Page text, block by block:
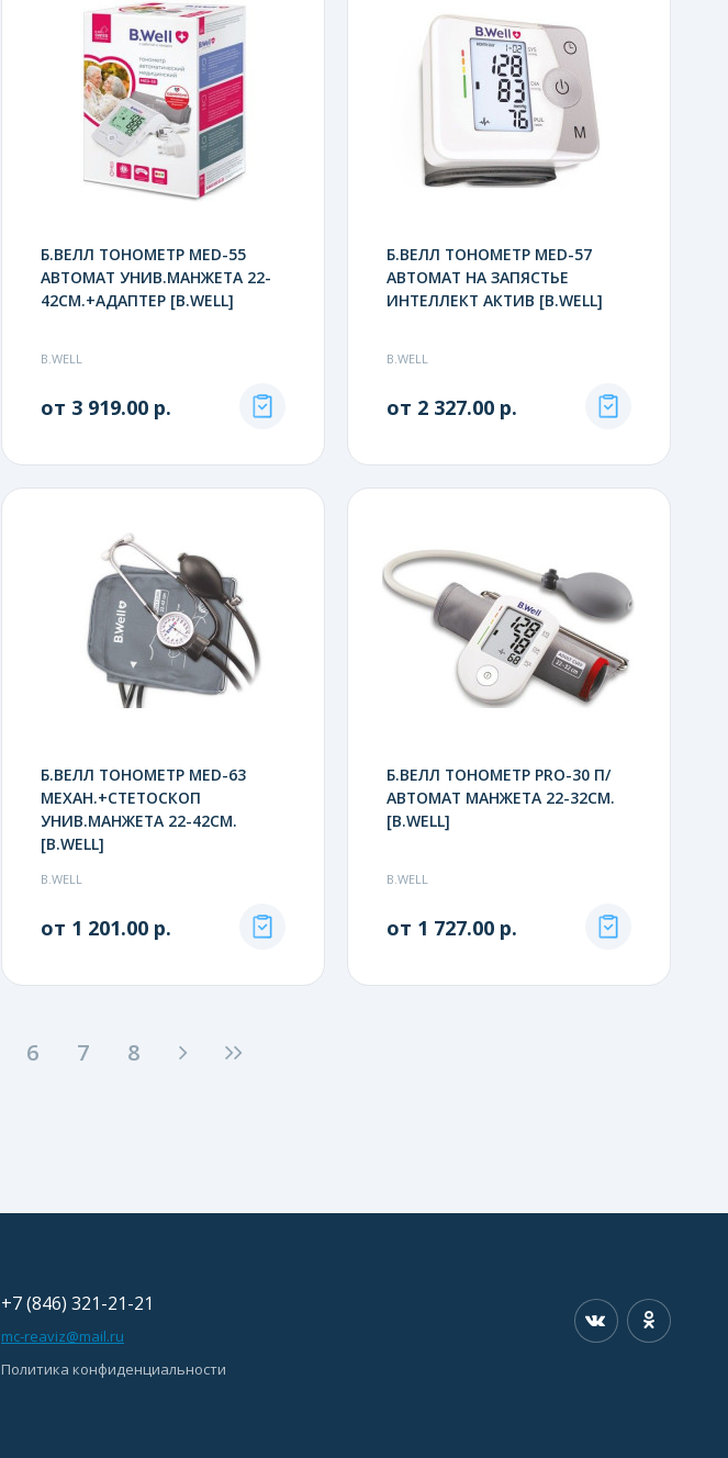
Б.ВЕЛЛ ТОНОМЕТР MED-55
АВТОМАТ УНИВ.МАНЖЕТА 22-
42СМ.+АДАПТЕР [B.WELL]
B.WELL
от 3 919.00 р.
Б.ВЕЛЛ ТОНОМЕТР MED-57
АВТОМАТ НА ЗАПЯСТЬЕ
ИНТЕЛЛЕКТ АКТИВ [B.WELL]
B.WELL
от 2 327.00 р.
Б.ВЕЛЛ ТОНОМЕТР MED-63
МЕХАН.+СТЕТОСКОП
УНИВ.МАНЖЕТА 22-42СМ.
[B.WELL]
B.WELL
от 1 201.00 р.
Б.ВЕЛЛ ТОНОМЕТР PRO-30 П/
АВТОМАТ МАНЖЕТА 22-32СМ.
[B.WELL]
B.WELL
от 1 727.00 р.
6 7 8
+7 (846) 321-21-21
mc-reaviz@mail.ru
Политика конфиденциальности